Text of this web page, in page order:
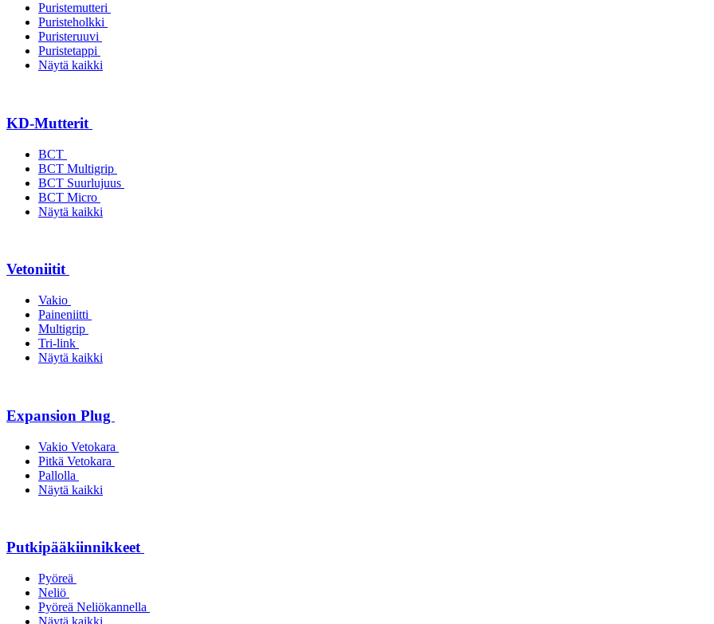
Puristemutteri
Puristeholkki
Puristeruuvi
Puristetappi
Näytä kaikki
KD-Mutterit
BCT
BCT Multigrip
BCT Suurlujuus
BCT Micro
Näytä kaikki
Vetoniitit
Vakio
Paineniitti
Multigrip
Tri-link
Näytä kaikki
Expansion Plug
Vakio Vetokara
Pitkä Vetokara
Pallolla
Näytä kaikki
Putkipääkiinnikkeet
Pyöreä
Neliö
Pyöreä Neliökannella
Näytä kaikki